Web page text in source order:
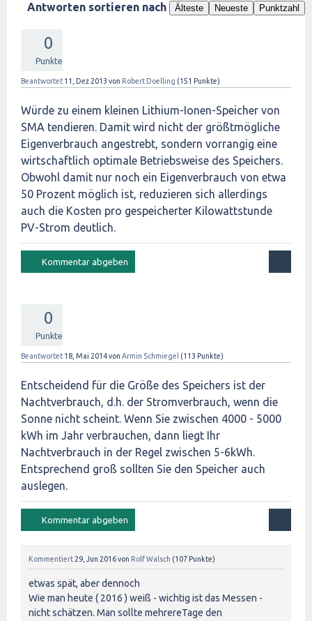
Antworten sortieren nach Älteste Neueste Punktzahl
0
Punkte
Beantwortet 11, Dez 2013 von Robert Doelling (151 Punkte)
Würde zu einem kleinen Lithium-Ionen-Speicher von
SMA tendieren. Damit wird nicht der größtmögliche
Eigenverbrauch angestrebt, sondern vorrangig eine
wirtschaftlich optimale Betriebsweise des Speichers.
Obwohl damit nur noch ein Eigenverbrauch von etwa
50 Prozent möglich ist, reduzieren sich allerdings
auch die Kosten pro gespeicherter Kilowattstunde
PV-Strom deutlich.
0
Punkte
Beantwortet 18, Mai 2014von Armin Schmiegel (113 Punkte)
Entscheidend für die Größe des Speichers ist der
Nachtverbrauch, d.h. der Stromverbrauch, wenn die
Sonne nicht scheint. Wenn Sie zwischen 4000 - 5000
kWh im Jahr verbrauchen, dann liegt Ihr
Nachtverbrauch in der Regel zwischen 5-6kWh.
Entsprechend groß sollten Sie den Speicher auch
auslegen.
Kommentiert 29, Jun 2016von Rolf Walsch (107 Punkte)
etwas spät, aber dennoch
Wie man heute ( 2016 ) weiß - wichtig ist das Messen -
nicht schätzen. Man sollte mehrereTage den